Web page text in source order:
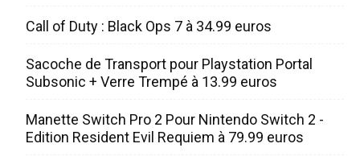
Call of Duty : Black Ops 7 à 34.99 euros
Sacoche de Transport pour Playstation Portal
Subsonic + Verre Trempé à 13.99 euros
Manette Switch Pro 2 Pour Nintendo Switch 2 -
Edition Resident Evil Requiem à 79.99 euros